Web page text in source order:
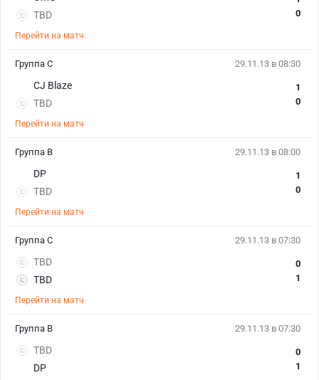
TBD
0
Перейти на матч
29.11.13 в 08:30
CJ Blaze
TBD
1
0
Перейти на матч
Группа C
29.11.13 в 08:00
DP
TBD
1
0
Перейти на матч
Группа B
29.11.13 в 07:30
TBD
TBD
0
1
Перейти на матч
Группа C
29.11.13 в 07:30
TBD
DP
0
1
Группа B